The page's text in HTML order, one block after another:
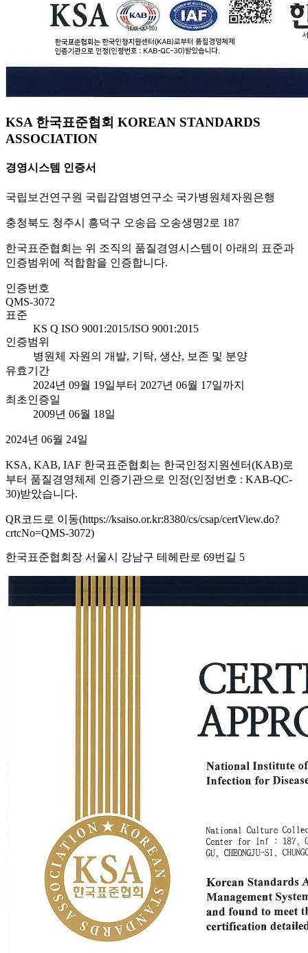
KSA 한국표준협회 KOREAN STANDARDS
ASSOCIATION
경영시스템 인증서
국립보건연구원 국립감염병연구소 국가병원체자원은행
충청북도 청주시 흥덕구 오송읍 오송생명2로 187
한국표준협회는 위 조직의 품질경영시스템이 아래의 표준과
인증범위에 적합함을 인증합니다.
인증번호
QMS-3072
표준
KS Q ISO 9001:2015/ISO 9001:2015
인증범위
병원체 자원의 개발, 기탁, 생산, 보존 및 분양
유효기간
2024년 09월 19일부터 2027년 06월 17일까지
최초인증일
2009년 06월 18일
2024년 06월 24일
KSA, KAB, IAF 한국표준협회는 한국인정지원센터(KAB)로
부터 품질경영체제 인증기관으로 인정(인정번호 : KAB-QC-
30)받았습니다.
QR코드로 이동(https://ksaiso.or.kr:8380/cs/csap/certView.do?
crtcNo=QMS-3072)
한국표준협회장 서울시 강남구 테헤란로 69번길 5